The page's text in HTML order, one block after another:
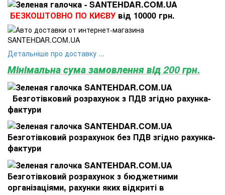
БЕЗКОШТОВНО ПО КИЄВУ від 10000 грн.
Детальніше про доставку ...
Мінімальна сума замовлення від 200 грн.
Безготівковий розрахунок з ПДВ згідно рахунка-
фактури
Безготівковий розрахунок без ПДВ згідно рахунка-
фактури
Безготівковий розрахунок з бюджетними
організаціями, рахунки яких відкриті в